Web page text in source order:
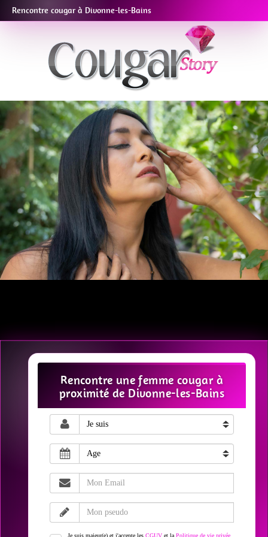
Rencontre cougar à Divonne-les-Bains
Rencontre une femme cougar à
proximité de Divonne-les-Bains
Je suis majeur(e) et j'accepte les CGUV et la Politique de vie privée